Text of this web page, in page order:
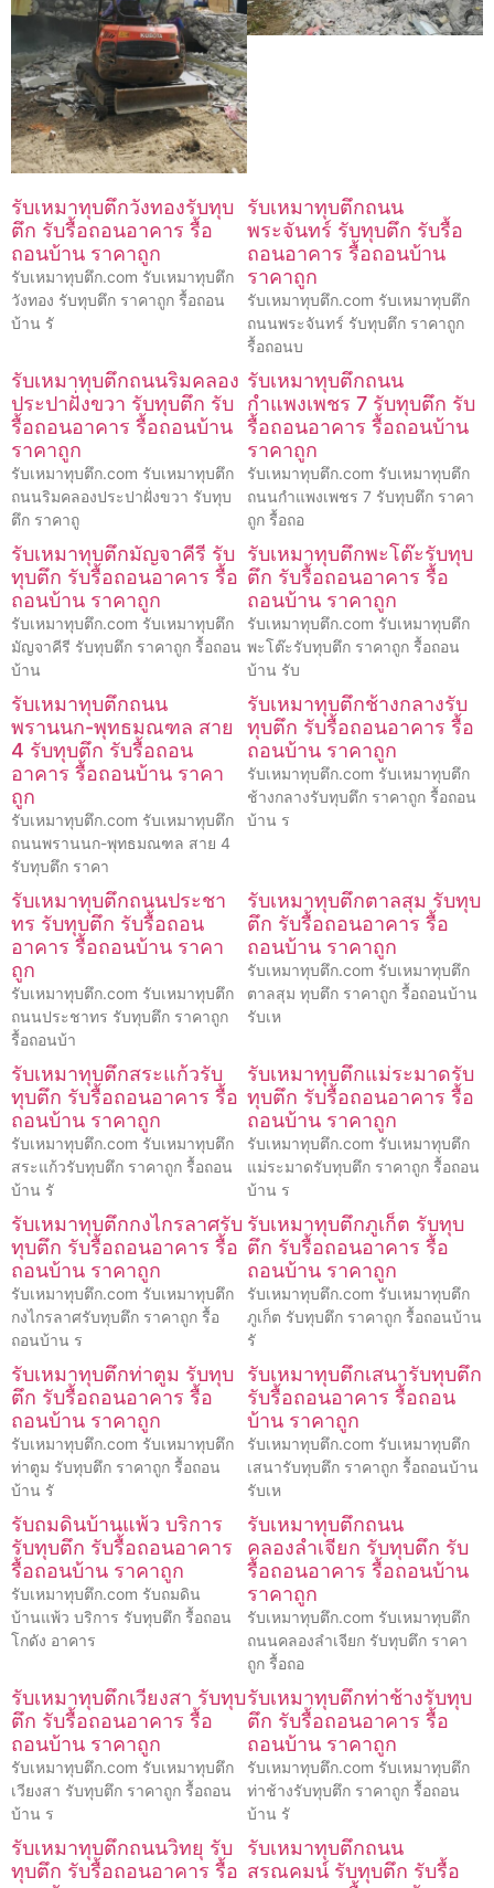
รับเหมาทุบตึกวังทองรับทุบ
ตึก รับรื้อถอนอาคาร รื้อ
ถอนบ้าน ราคาถูก
รับเหมาทุบตึก.com รับเหมาทุบตึก
วังทอง รับทุบตึก ราคาถูก รื้อถอน
บ้าน รั
รับเหมาทุบตึกถนน
พระจันทร์ รับทุบตึก รับรื้อ
ถอนอาคาร รื้อถอนบ้าน
ราคาถูก
รับเหมาทุบตึก.com รับเหมาทุบตึก
ถนนพระจันทร์ รับทุบตึก ราคาถูก
รื้อถอนบ
รับเหมาทุบตึกถนนริมคลอง
ประปาฝั่งขวา รับทุบตึก รับ
รื้อถอนอาคาร รื้อถอนบ้าน
ราคาถูก
รับเหมาทุบตึก.com รับเหมาทุบตึก
ถนนริมคลองประปาฝั่งขวา รับทุบ
ตึก ราคาถู
รับเหมาทุบตึกถนน
กำแพงเพชร 7 รับทุบตึก รับ
รื้อถอนอาคาร รื้อถอนบ้าน
ราคาถูก
รับเหมาทุบตึก.com รับเหมาทุบตึก
ถนนกำแพงเพชร 7 รับทุบตึก ราคา
ถูก รื้อถอ
รับเหมาทุบตึกมัญจาคีรี รับ
ทุบตึก รับรื้อถอนอาคาร รื้อ
ถอนบ้าน ราคาถูก
รับเหมาทุบตึก.com รับเหมาทุบตึก
มัญจาคีรี รับทุบตึก ราคาถูก รื้อถอน
บ้าน
รับเหมาทุบตึกพะโต๊ะรับทุบ
ตึก รับรื้อถอนอาคาร รื้อ
ถอนบ้าน ราคาถูก
รับเหมาทุบตึก.com รับเหมาทุบตึก
พะโต๊ะรับทุบตึก ราคาถูก รื้อถอน
บ้าน รับ
รับเหมาทุบตึกถนน
พรานนก-พุทธมณฑล สาย
4 รับทุบตึก รับรื้อถอน
อาคาร รื้อถอนบ้าน ราคา
ถูก
รับเหมาทุบตึก.com รับเหมาทุบตึก
ถนนพรานนก-พุทธมณฑล สาย 4
รับทุบตึก ราคา
รับเหมาทุบตึกช้างกลางรับ
ทุบตึก รับรื้อถอนอาคาร รื้อ
ถอนบ้าน ราคาถูก
รับเหมาทุบตึก.com รับเหมาทุบตึก
ช้างกลางรับทุบตึก ราคาถูก รื้อถอน
บ้าน ร
รับเหมาทุบตึกถนนประชา
ทร รับทุบตึก รับรื้อถอน
อาคาร รื้อถอนบ้าน ราคา
ถูก
รับเหมาทุบตึก.com รับเหมาทุบตึก
ถนนประชาทร รับทุบตึก ราคาถูก
รื้อถอนบ้า
รับเหมาทุบตึกตาลสุม รับทุบ
ตึก รับรื้อถอนอาคาร รื้อ
ถอนบ้าน ราคาถูก
รับเหมาทุบตึก.com รับเหมาทุบตึก
ตาลสุม ทุบตึก ราคาถูก รื้อถอนบ้าน
รับเห
รับเหมาทุบตึกสระแก้วรับ
ทุบตึก รับรื้อถอนอาคาร รื้อ
ถอนบ้าน ราคาถูก
รับเหมาทุบตึก.com รับเหมาทุบตึก
สระแก้วรับทุบตึก ราคาถูก รื้อถอน
บ้าน รั
รับเหมาทุบตึกแม่ระมาดรับ
ทุบตึก รับรื้อถอนอาคาร รื้อ
ถอนบ้าน ราคาถูก
รับเหมาทุบตึก.com รับเหมาทุบตึก
แม่ระมาดรับทุบตึก ราคาถูก รื้อถอน
บ้าน ร
รับเหมาทุบตึกกงไกรลาศรับ
ทุบตึก รับรื้อถอนอาคาร รื้อ
ถอนบ้าน ราคาถูก
รับเหมาทุบตึก.com รับเหมาทุบตึก
กงไกรลาศรับทุบตึก ราคาถูก รื้อ
ถอนบ้าน ร
รับเหมาทุบตึกภูเก็ต รับทุบ
ตึก รับรื้อถอนอาคาร รื้อ
ถอนบ้าน ราคาถูก
รับเหมาทุบตึก.com รับเหมาทุบตึก
ภูเก็ต รับทุบตึก ราคาถูก รื้อถอนบ้าน
รั
รับเหมาทุบตึกท่าตูม รับทุบ
ตึก รับรื้อถอนอาคาร รื้อ
ถอนบ้าน ราคาถูก
รับเหมาทุบตึก.com รับเหมาทุบตึก
ท่าตูม รับทุบตึก ราคาถูก รื้อถอน
บ้าน รั
รับเหมาทุบตึกเสนารับทุบตึก
รับรื้อถอนอาคาร รื้อถอน
บ้าน ราคาถูก
รับเหมาทุบตึก.com รับเหมาทุบตึก
เสนารับทุบตึก ราคาถูก รื้อถอนบ้าน
รับเห
รับถมดินบ้านแพ้ว บริการ
รับทุบตึก รับรื้อถอนอาคาร
รื้อถอนบ้าน ราคาถูก
รับเหมาทุบตึก.com รับถมดิน
บ้านแพ้ว บริการ รับทุบตึก รื้อถอน
โกดัง อาคาร
รับเหมาทุบตึกถนน
คลองลำเจียก รับทุบตึก รับ
รื้อถอนอาคาร รื้อถอนบ้าน
ราคาถูก
รับเหมาทุบตึก.com รับเหมาทุบตึก
ถนนคลองลำเจียก รับทุบตึก ราคา
ถูก รื้อถอ
รับเหมาทุบตึกเวียงสา รับทุบ
ตึก รับรื้อถอนอาคาร รื้อ
ถอนบ้าน ราคาถูก
รับเหมาทุบตึก.com รับเหมาทุบตึก
เวียงสา รับทุบตึก ราคาถูก รื้อถอน
บ้าน ร
รับเหมาทุบตึกท่าช้างรับทุบ
ตึก รับรื้อถอนอาคาร รื้อ
ถอนบ้าน ราคาถูก
รับเหมาทุบตึก.com รับเหมาทุบตึก
ท่าช้างรับทุบตึก ราคาถูก รื้อถอน
บ้าน รั
รับเหมาทุบตึกถนนวิทยุ รับ
ทุบตึก รับรื้อถอนอาคาร รื้อ
รับเหมาทุบตึกถนน
สรณคมน์ รับทุบตึก รับรื้อ